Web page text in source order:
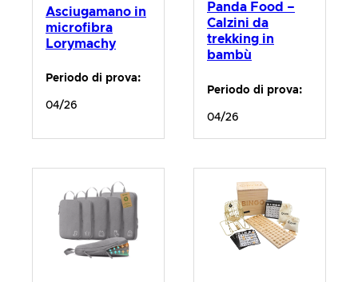
Asciugamano in
microfibra
Lorymachy
Periodo di prova:
04/26
Panda Food –
Calzini da
trekking in
bambù
Periodo di prova:
04/26